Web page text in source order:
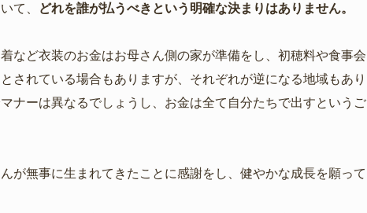
て、 どれを誰が払うべきという明確な決まりはありません。
など衣装のお金はお母さん側の家が準備をし、初穂料や食事会
されている場合もありますが、それぞれが逆になる地域もあり
ナーは異なるでしょうし、お金は全て自分たちで出すというご
が無事に生まれてきたことに感謝をし、健やかな成長を願って